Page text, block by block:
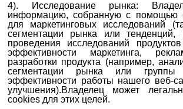
4). Исследование рынка:
информацию, собранную с помощью
для маркетинговых исследований
сегментации рынка или тенденций,
проведения исследований
эффективности маркетинга,
разработки продукта (например,
сегментации рынка или группы
эффективности работы нашего веб-
улучшения).Владелец может
cookies для этих целей.